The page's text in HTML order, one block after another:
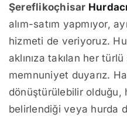
Şereflikoçhisar Hurdacı
alım-satım yapmıyor,
hizmeti de veriyoruz.
aklınıza takılan her
memnuniyet duyarız.
dönüştürülebilir olduğu,
belirlendiği veya hurda